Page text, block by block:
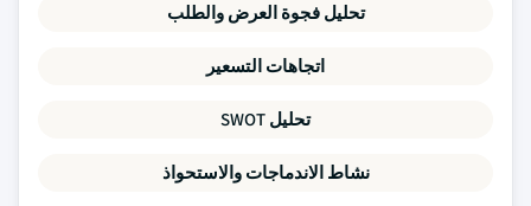
تحليل فجوة العرض والطلب
اتجاهات التسعير
تحليل SWOT
نشاط الاندماجات والاستحواذ